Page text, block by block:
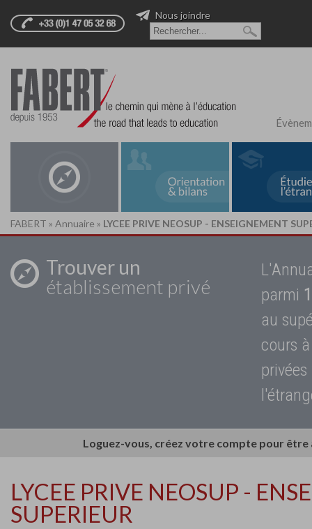
Nous joindre
FABERT » Annuaire » LYCEE PRIVE NEOSUP - ENSEIGNEMENT
Trouver un
établissement privé
parmi
au
cours
Loguez-vous, créez votre compte pour
LYCEE PRIVE NEOSUP -
SUPERIEUR